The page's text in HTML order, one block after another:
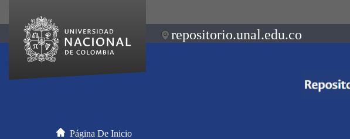
repositorio.unal.edu.co
Página De Inicio